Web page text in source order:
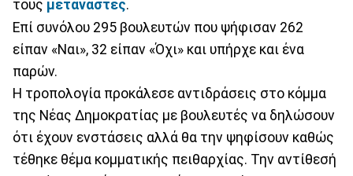
τους μετανάστες.
Επί συνόλου 295 βουλευτών που ψήφισαν 262
είπαν «Ναι», 32 είπαν «Όχι» και υπήρχε και ένα
παρών.
Η τροπολογία προκάλεσε αντιδράσεις στο κόμμα
της Νέας Δημοκρατίας με βουλευτές να δηλώσουν
ότι έχουν ενστάσεις αλλά θα την ψηφίσουν καθώς
τέθηκε θέμα κομματικής πειθαρχίας. Την αντίθεσή